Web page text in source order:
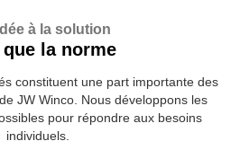
à la solution
la norme
constituent une part importante des
JW Winco. Nous développons les
pour répondre aux besoins
individuels.